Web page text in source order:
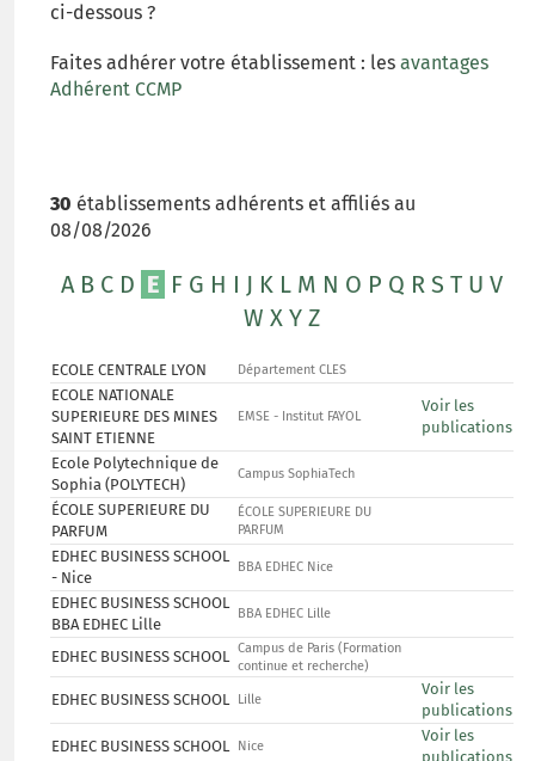
ci-dessous ?
Faites adhérer votre établissement : les avantages
Adhérent CCMP
30 établissements adhérents et affiliés au
08/08/2026
A B C D E F G H I J K L M N O P Q R S T U V
W X Y Z
ECOLE CENTRALE LYON Département CLES
ECOLE NATIONALE
SUPERIEURE DES MINES
SAINT ETIENNE
EMSE - Institut FAYOL
Voir les
publications
Ecole Polytechnique de
Sophia (POLYTECH)
Campus SophiaTech
ÉCOLE SUPERIEURE DU
PARFUM
ÉCOLE SUPERIEURE DU
PARFUM
EDHEC BUSINESS SCHOOL
- Nice
BBA EDHEC Nice
EDHEC BUSINESS SCHOOL
BBA EDHEC Lille
BBA EDHEC Lille
EDHEC BUSINESS SCHOOL Campus de Paris (Formation
continue et recherche)
EDHEC BUSINESS SCHOOL Lille
Voir les
publications
EDHEC BUSINESS SCHOOL
Nice
Voir les
publications